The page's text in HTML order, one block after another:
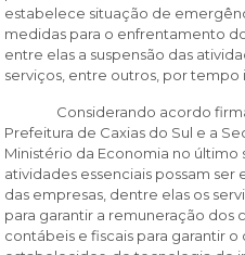
estabelece situação de
medidas para o enfrentamento
entre elas a suspensão das
serviços, entre outros, por tempo
Considerando acordo
Prefeitura de Caxias do Sul e a
Ministério da Economia no
atividades essenciais possam
das empresas, dentre elas os
para garantir a remuneração dos
contábeis e fiscais para garantir